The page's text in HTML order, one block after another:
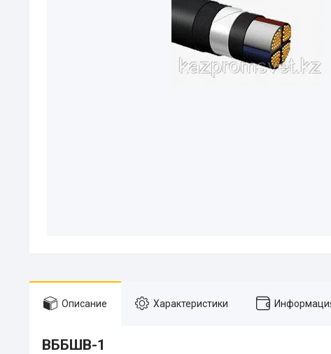
Описание Характеристики
ВББШВ-1